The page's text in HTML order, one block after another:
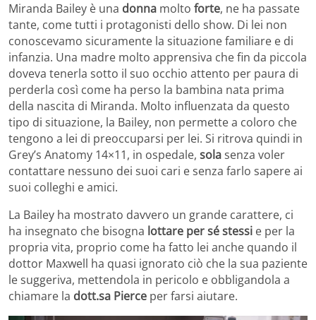
Miranda Bailey è una donna molto forte, ne ha passate
tante, come tutti i protagonisti dello show. Di lei non
conoscevamo sicuramente la situazione familiare e di
infanzia. Una madre molto apprensiva che fin da piccola
doveva tenerla sotto il suo occhio attento per paura di
perderla così come ha perso la bambina nata prima
della nascita di Miranda. Molto influenzata da questo
tipo di situazione, la Bailey, non permette a coloro che
tengono a lei di preoccuparsi per lei. Si ritrova quindi in
Grey’s Anatomy 14×11, in ospedale, solasenza voler
contattare nessuno dei suoi cari e senza farlo sapere ai
suoi colleghi e amici.
La Bailey ha mostrato davvero un grande carattere, ci
ha insegnato che bisogna lottare per sé stessi e per la
propria vita, proprio come ha fatto lei anche quando il
dottor Maxwell ha quasi ignorato ciò che la sua paziente
le suggeriva, mettendola in pericolo e obbligandola a
chiamare la dott.sa Pierce per farsi aiutare.